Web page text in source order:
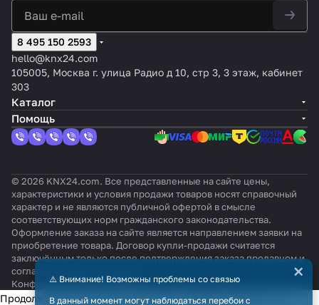
8 495 150 2593
hello@knx24.com
105005, Москва г. улица Радио д 10, стр 3, 3 этаж, кабинет
303
Каталог
Помощь
© 2026 KNX24.com. Все представленные на сайте цены,
характеристики и условия продажи товаров носят справочный
характер и не являются публичной офертой в смысле
соответствующих норм гражданского законодательства.
Оформление заказа на сайте является направлением заявки на
приобретение товара. Договор купли-продажи считается
заключённым только после подтверждения заказа продавцом и
согласования всех условий.
КонфиденциальностьОферта
⚠️ Внимание! Возможны проблемы со связью
В данный момент могут наблюдаться перебои с
×
Продолжая использовать наш сайт, вы даёте согласие на